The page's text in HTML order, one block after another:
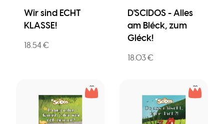
Wir sind ECHT
KLASSE!
18.54 €
D'SCIDOS - Alles
am Bléck, zum
Gléck!
18.03 €